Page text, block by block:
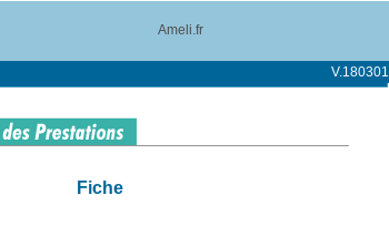
Ameli.fr
V.180301
Fiche